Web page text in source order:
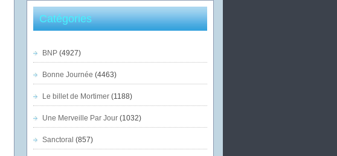
Catégories
BNP(4927)
Bonne Journée (4463)
Le billet de Mortimer(1188)
Une Merveille Par Jour(1032)
Sanctoral (857)